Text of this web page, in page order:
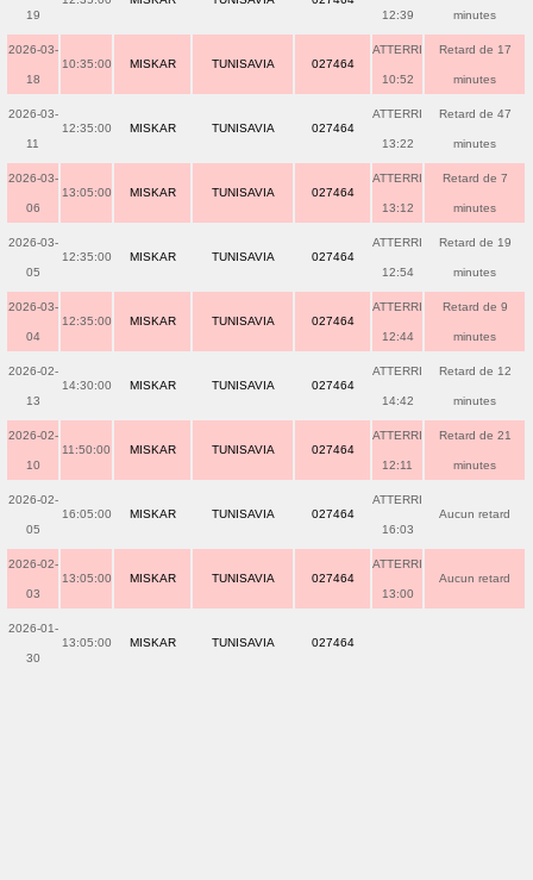
19 12:39 minutes
2026-03-
18
10:35:00 MISKAR TUNISAVIA 027464
ATTERRI
10:52
Retard de 17
minutes
2026-03-
11
12:35:00 MISKAR TUNISAVIA 027464
ATTERRI
13:22
Retard de 47
minutes
2026-03-
06
13:05:00 MISKAR TUNISAVIA 027464
ATTERRI
13:12
Retard de 7
minutes
2026-03-
05
12:35:00 MISKAR TUNISAVIA 027464
ATTERRI
12:54
Retard de 19
minutes
2026-03-
04
12:35:00 MISKAR TUNISAVIA 027464
ATTERRI
12:44
Retard de 9
minutes
2026-02-
13
14:30:00 MISKAR TUNISAVIA 027464
ATTERRI
14:42
Retard de 12
minutes
2026-02-
10
11:50:00 MISKAR TUNISAVIA 027464
ATTERRI
12:11
Retard de 21
minutes
2026-02-
05
16:05:00 MISKAR TUNISAVIA 027464
ATTERRI
16:03
Aucun retard
2026-02-
03
13:05:00 MISKAR TUNISAVIA 027464
ATTERRI
13:00
Aucun retard
2026-01-
30
13:05:00 MISKAR TUNISAVIA 027464